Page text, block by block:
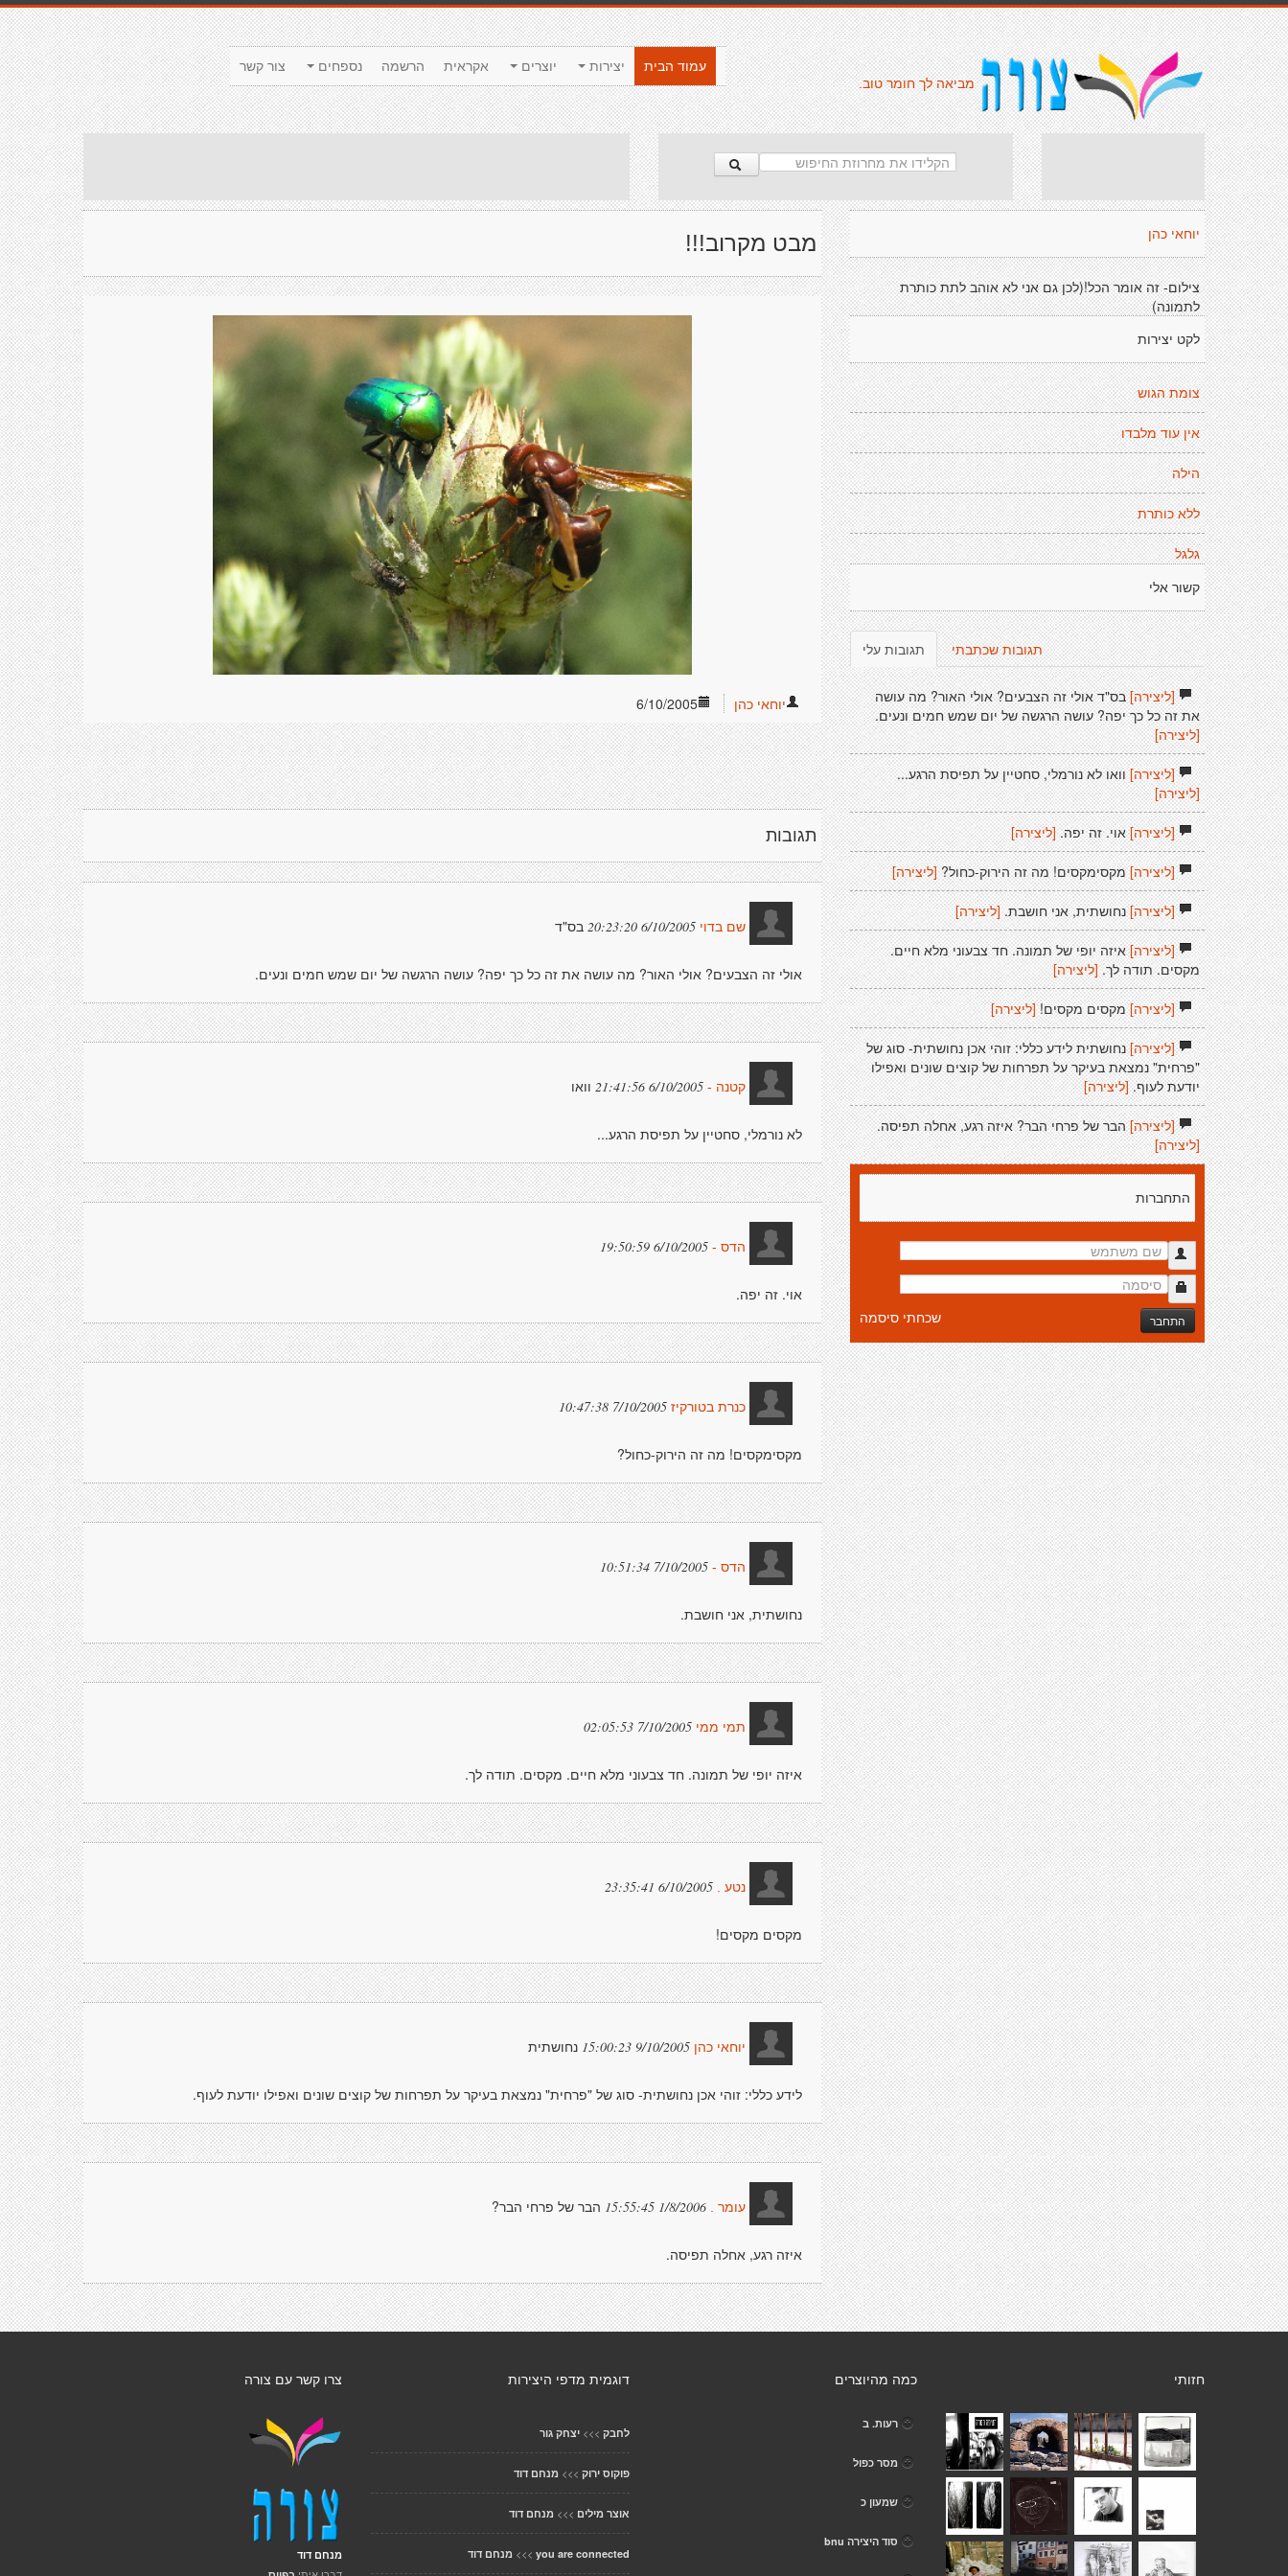
צור קשר נספחים הרשמה אקראית יוצרים יצירות
עמוד הבית
מביאה לך חומר טוב.
מבט מקרוב!!!
6/10/2005 יוחאי כהן
תגובות
שם בדוי 6/10/2005 20:23:20 בס"ד
אולי זה הצבעים? אולי האור? מה עושה את זה כל כך יפה? עושה הרגשה של יום שמש חמים ונעים.
קטנה - 6/10/2005 21:41:56 וואו
לא נורמלי, סחטיין על תפיסת הרגע...
הדס - 6/10/2005 19:50:59
אוי. זה יפה.
כנרת בטורקיז 7/10/2005 10:47:38
מקסימקסים! מה זה הירוק-כחול?
הדס - 7/10/2005 10:51:34
נחושתית, אני חושבת.
תמי ממי 7/10/2005 02:05:53
איזה יופי של תמונה. חד צבעוני מלא חיים. מקסים. תודה לך.
נטע . 6/10/2005 23:35:41
מקסים מקסים!
יוחאי כהן 9/10/2005 15:00:23 נחושתית
לידע כללי: זוהי אכן נחושתית- סוג של "פרחית" נמצאת בעיקר על תפרחות של קוצים שונים ואפילו יודעת לעוף.
עומר . 1/8/2006 15:55:45 הבר של פרחי הבר?
איזה רגע, אחלה תפיסה.
יוחאי כהן
צילום- זה אומר הכל!(לכן גם אני לא אוהב לתת כותרת
לתמונה)
לקט יצירות
צומת הגוש
אין עוד מלבדו
הילה
ללא כותרת
גלגל
קשור אלי
תגובות עלי תגובות שכתבתי
[ליצירה]בס"ד אולי זה הצבעים? אולי האור? מה עושה
את זה כל כך יפה? עושה הרגשה של יום שמש חמים ונעים.
[ליצירה]
[ליצירה]וואו לא נורמלי, סחטיין על תפיסת הרגע...
[ליצירה]
[ליצירה]אוי. זה יפה. [ליצירה]
[ליצירה]מקסימקסים! מה זה הירוק-כחול? [ליצירה]
[ליצירה]נחושתית, אני חושבת. [ליצירה]
[ליצירה]איזה יופי של תמונה. חד צבעוני מלא חיים.
מקסים. תודה לך. [ליצירה]
[ליצירה]מקסים מקסים! [ליצירה]
[ליצירה]נחושתית לידע כללי: זוהי אכן נחושתית- סוג של
"פרחית" נמצאת בעיקר על תפרחות של קוצים שונים ואפילו
יודעת לעוף.[ליצירה]
[ליצירה]הבר של פרחי הבר? איזה רגע, אחלה תפיסה.
[ליצירה]
התחברות
התחבר שכחתי סיסמה
צרו קשר עם צורה
מנחם דוד
דוגמית מדפי היצירות
לחבק >>> יצחק גור
פוקוס ירוק >>> מנחם דוד
אוצר מילים >>> מנחם דוד
you are connected
>>> מנחם דוד
כמה מהיוצרים
רעות. ב
מסר כפול
שמעון כ
סוד היצירה bnu
חזותי